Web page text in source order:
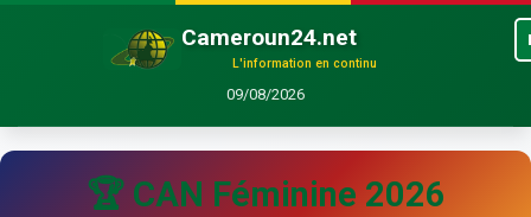
Cameroun24.net
L'information en continu
09/08/2026
🏆 CAN Féminine 2026